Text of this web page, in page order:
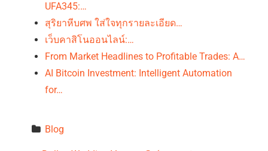
UFA345:…
สุริยาหีบศพ ใส่ใจทุกรายละเอียด…
เว็บคาสิโนออนไลน์:…
From Market Headlines to Profitable Trades: A…
AI Bitcoin Investment: Intelligent Automation
for…
Blog